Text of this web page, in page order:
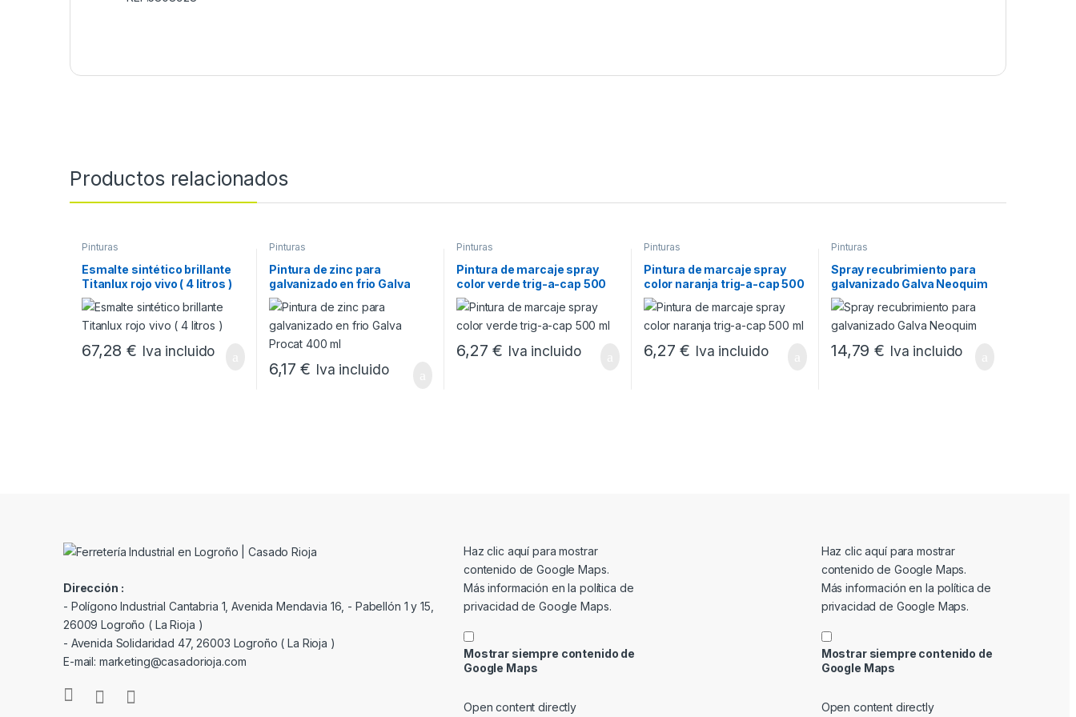
Productos relacionados
Pinturas
Esmalte sintético brillante
Titanlux rojo vivo ( 4 litros )
67,28€ Iva incluido
Pinturas
Pintura de zinc para
galvanizado en frio Galva
Procat 400 ml
6,17€ Iva incluido
Pinturas
Pintura de marcaje spray
color verde trig-a-cap 500
ml
6,27€ Iva incluido
Pinturas
Pintura de marcaje spray
color naranja trig-a-cap 500
ml
6,27€ Iva incluido
Pinturas
Spray recubrimiento para
galvanizado Galva Neoquim
14,79€ Iva incluido
Dirección :
- Polígono Industrial Cantabria 1, Avenida Mendavia 16, - Pabellón 1 y 15,
26009 Logroño ( La Rioja )
- Avenida Solidaridad 47, 26003 Logroño ( La Rioja )
E-mail: marketing@casadorioja.com
Mostrar contenido de Google Maps
Haz clic aquí para mostrar
contenido de Google Maps.
Más información en la política de
privacidad de Google Maps.
Mostrar siempre contenido de
Google Maps
Open content directly
Mostrar contenido de Google Maps
Haz clic aquí para mostrar
contenido de Google Maps.
Más información en la política de
privacidad de Google Maps.
Mostrar siempre contenido de
Google Maps
Open content directly